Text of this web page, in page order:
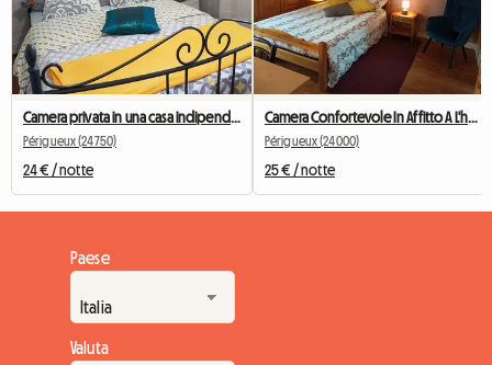
Périgueux (24750)
24 € / notte
Périgueux (24000)
25 € / notte
Paese
Valuta